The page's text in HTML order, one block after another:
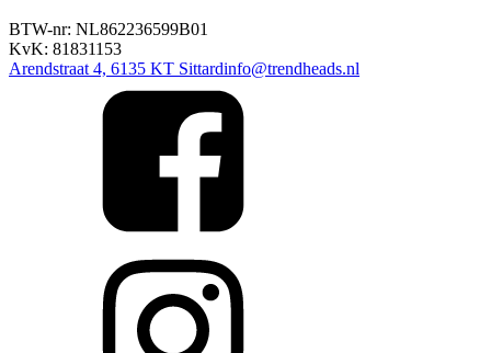
BTW-nr: NL862236599B01
KvK: 81831153
Arendstraat 4, 6135 KT Sittardinfo@trendheads.nl